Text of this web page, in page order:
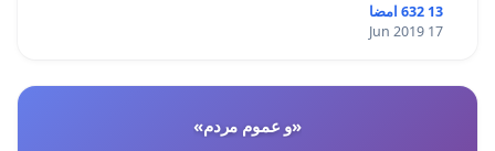
13 632 امضا
17 Jun 2019
«و عموم مردم»